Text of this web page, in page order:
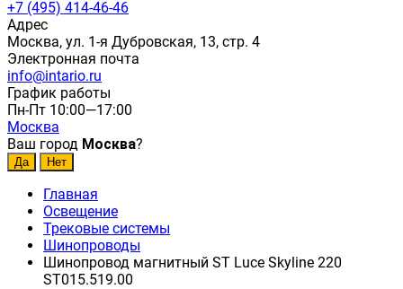
+7 (495) 414-46-46
Адрес
Москва, ул. 1-я Дубровская, 13, стр. 4
Электронная почта
info@intario.ru
График работы
Пн-Пт 10:00—17:00
Москва
Ваш город Москва?
Главная
Освещение
Трековые системы
Шинопроводы
Шинопровод магнитный ST Luce Skyline 220
ST015.519.00